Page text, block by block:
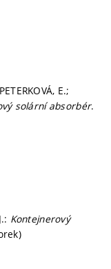
E.;
solární absorbér.
Kontejnerový